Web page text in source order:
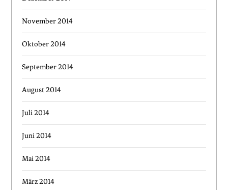
November 2014
Oktober 2014
September 2014
August 2014
Juli 2014
Juni 2014
Mai 2014
März 2014